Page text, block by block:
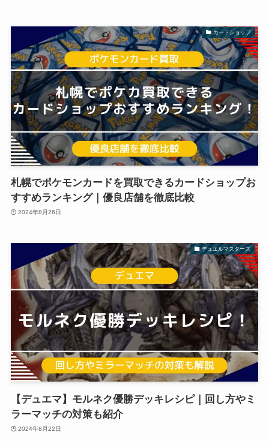
カードショップ
札幌でポケモンカードを買取できるカードショップお
すすめランキング｜優良店舗を徹底比較
2024年8月26日
デュエルマスターズ
【デュエマ】モルネク優勝デッキレシピ｜回し方やミ
ラーマッチの対策も紹介
2024年8月22日